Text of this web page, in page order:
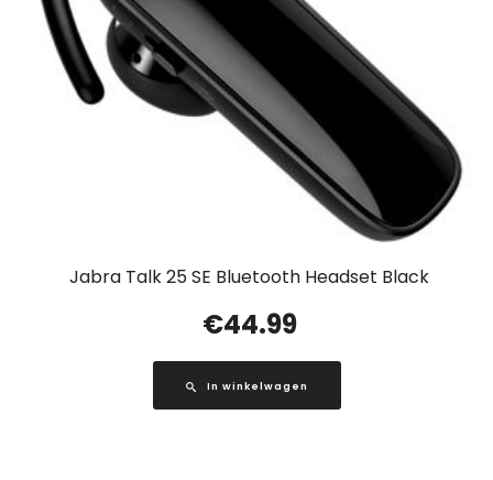
Jabra Talk 25 SE Bluetooth Headset Black
€44.99
In winkelwagen